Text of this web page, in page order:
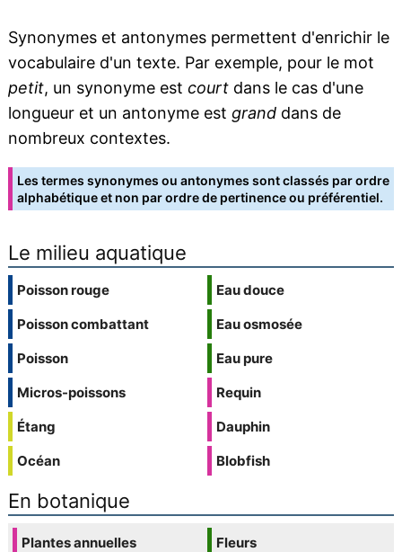
Synonymes et antonymes permettent d'enrichir le
vocabulaire d'un texte. Par exemple, pour le mot
petit, un synonyme est courtdans le cas d'une
longueur et un antonyme est granddans de
nombreux contextes.
Les termes synonymes ou antonymes sont classés par ordre
alphabétique et non par ordre de pertinence ou préférentiel.
Le milieu aquatique
Poisson rouge
Poisson combattant
Poisson
Micros-poissons
Étang
Océan
Eau douce
Eau osmosée
Eau pure
Requin
Dauphin
Blobfish
En botanique
Plantes annuelles
Fleurs